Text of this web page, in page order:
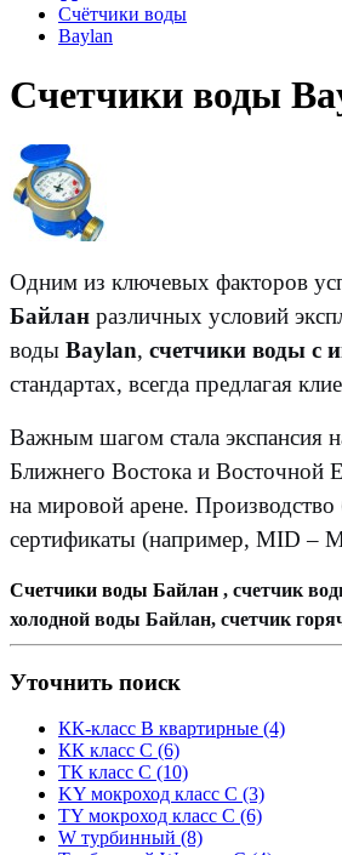
Счётчики воды
Baylan
Счетчики воды
Одним из ключевых факторов
Байлан различных условий
воды Baylan, счетчики воды с
стандартах, всегда предлагая
Важным шагом стала экспансия
Ближнего Востока и Восточной
на мировой арене.
сертификаты (например, MID –
Счетчики воды Байлан , счетчик
холодной воды Байлан, счетчик
Уточнить поиск
КК-класс В квартирные (4)
КК класс С (6)
ТК класс С (10)
KY мокроход класс С (3)
TY мокроход класс С (6)
W турбинный (8)